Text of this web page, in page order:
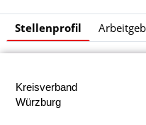
Stellenprofil